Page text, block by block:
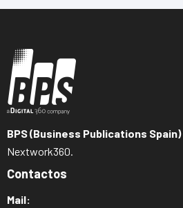
BPS (Business Publications Spain)
Nextwork360.
Contactos
Mail: